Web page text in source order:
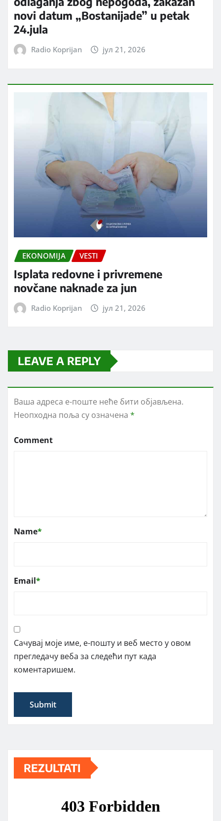
novi datum „Bostanijade” u petak
24.jula
Radio Koprijan јул 21, 2026
EKONOMIJA VESTI
Isplata redovne i privremene
novčane naknade za jun
Radio Koprijan јул 21, 2026
LEAVE A REPLY
Ваша адреса е-поште неће бити објављена.
Неопходна поља су означена *
Comment
Name*
Email*
Сачувај моје име, е-пошту и веб место у овом
прегледачу веба за следећи пут када
коментаришем.
REZULTATI